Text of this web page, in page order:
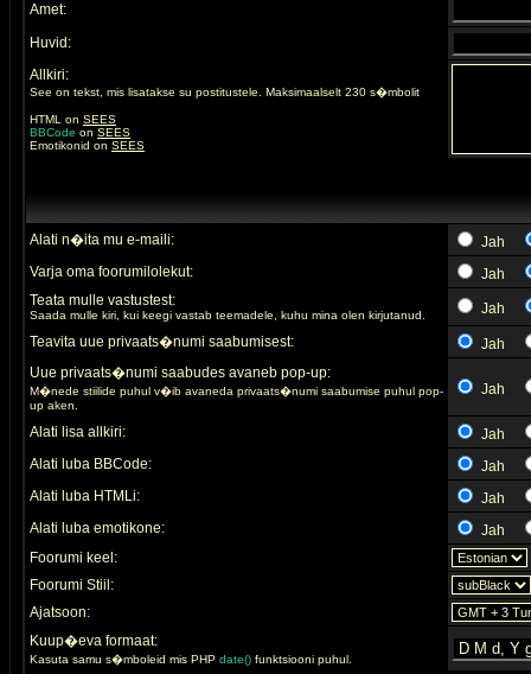
Amet:
Huvid:
Allkiri:
See on tekst, mis lisatakse su postitustele. Maksimaalselt 230 s�mbolit
HTML on SEES
BBCode on SEES
Emotikonid on SEES
Alati n�ita mu e-maili:
Jah
Varja oma foorumilolekut:
Jah
Teata mulle vastustest:
Saada mulle kiri, kui keegi vastab teemadele, kuhu mina olen kirjutanud.
Jah
Teavita uue privaats�numi saabumisest:
Jah
Uue privaats�numi saabudes avaneb pop-up:
M�nede stiilide puhul v�ib avaneda privaats�numi saabumise puhul pop-
up aken.
Jah
Alati lisa allkiri:
Jah
Alati luba BBCode:
Jah
Alati luba HTMLi:
Jah
Alati luba emotikone:
Jah
Foorumi keel:
Foorumi Stiil:
Ajatsoon:
Kuup�eva formaat:
Kasuta samu s�mboleid mis PHP date() funktsiooni puhul.